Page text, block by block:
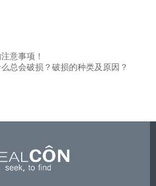
意事项！
总会破损？破损的种类及原因？